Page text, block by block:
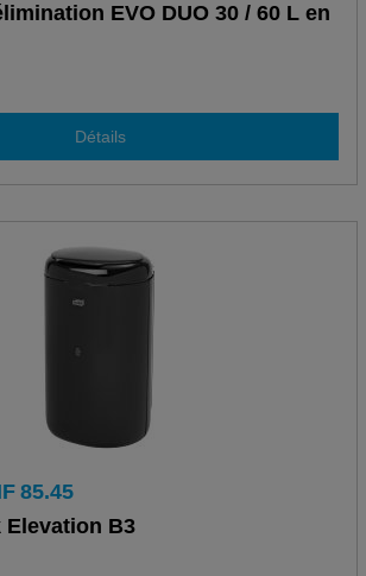
EVO DUO 30 / 60 L en
Détails
85.45
Elevation B3